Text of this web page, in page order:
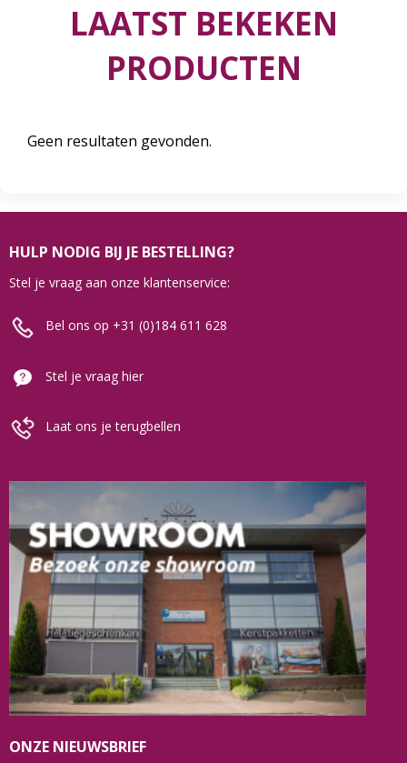
LAATST BEKEKEN
PRODUCTEN
Geen resultaten gevonden.
HULP NODIG BIJ JE BESTELLING?
Stel je vraag aan onze klantenservice:
Bel ons op +31 (0)184 611 628
Stel je vraag hier
Laat ons je terugbellen
ONZE NIEUWSBRIEF